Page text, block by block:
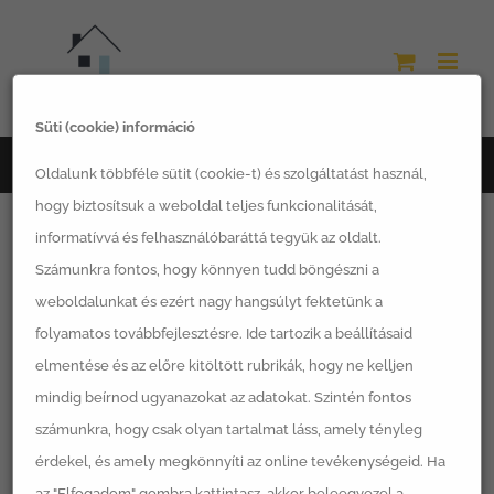
Süti (cookie) információ
Oldalunk többféle sütit (cookie-t) és szolgáltatást használ,
hogy biztosítsuk a weboldal teljes funkcionalitását,
informatívvá és felhasználóbaráttá tegyük az oldalt.
Számunkra fontos, hogy könnyen tudd böngészni a
weboldalunkat és ezért nagy hangsúlyt fektetünk a
folyamatos továbbfejlesztésre. Ide tartozik a beállításaid
elmentése és az előre kitöltött rubrikák, hogy ne kelljen
mindig beírnod ugyanazokat az adatokat. Szintén fontos
számunkra, hogy csak olyan tartalmat láss, amely tényleg
érdekel, és amely megkönnyíti az online tevékenységeid. Ha
Főoldal Építkezés Karbantartási feladatok a ház körül
A moduláris házak karbantartása ugyanolyan fontos,
mint bármilyen más épület esetében. Mindenképpen
érdemes rendszeresen ellenőrizni az épület
állapotát és szükség esetén mielőbb elvégezni a